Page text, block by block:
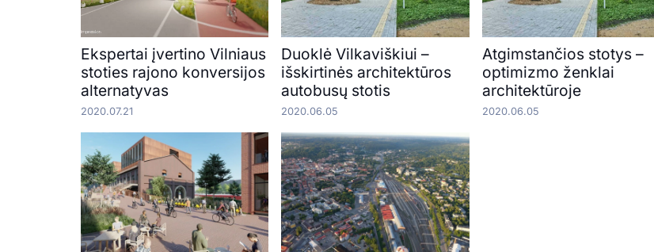
Ekspertai įvertino Vilniaus
stoties rajono konversijos
alternatyvas
2020.07.21
Duoklė Vilkaviškiui –
išskirtinės architektūros
autobusų stotis
2020.06.05
Atgimstančios stotys –
optimizmo ženklai
architektūroje
2020.06.05